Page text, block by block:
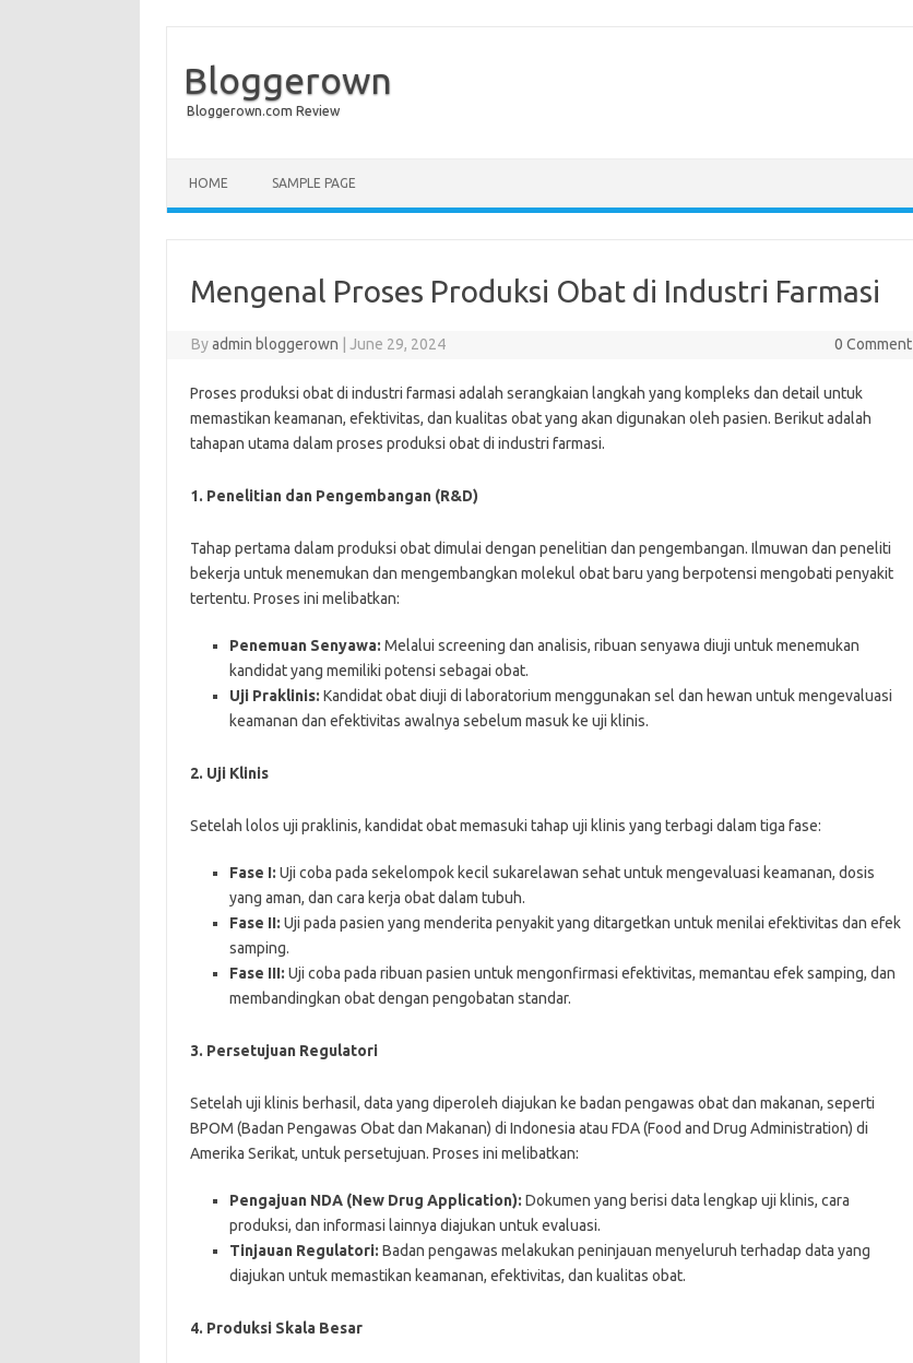
Bloggerown
Bloggerown.com Review
HOME SAMPLE PAGE
Mengenal Proses Produksi Obat di Industri Farmasi
Byadmin bloggerown June 29, 2024 0 Comment
Proses produksi obat di industri farmasi adalah serangkaian langkah yang kompleks dan detail untuk
memastikan keamanan, efektivitas, dan kualitas obat yang akan digunakan oleh pasien. Berikut adalah
tahapan utama dalam proses produksi obat di industri farmasi.
1. Penelitian dan Pengembangan (R&D)
Tahap pertama dalam produksi obat dimulai dengan penelitian dan pengembangan. Ilmuwan dan peneliti
bekerja untuk menemukan dan mengembangkan molekul obat baru yang berpotensi mengobati penyakit
tertentu. Proses ini melibatkan:
Penemuan Senyawa: Melalui screening dan analisis, ribuan senyawa diuji untuk menemukan
kandidat yang memiliki potensi sebagai obat.
Uji Praklinis: Kandidat obat diuji di laboratorium menggunakan sel dan hewan untuk mengevaluasi
keamanan dan efektivitas awalnya sebelum masuk ke uji klinis.
2. Uji Klinis
Setelah lolos uji praklinis, kandidat obat memasuki tahap uji klinis yang terbagi dalam tiga fase:
Fase I: Uji coba pada sekelompok kecil sukarelawan sehat untuk mengevaluasi keamanan, dosis
yang aman, dan cara kerja obat dalam tubuh.
Fase II: Uji pada pasien yang menderita penyakit yang ditargetkan untuk menilai efektivitas dan efek
samping.
Fase III: Uji coba pada ribuan pasien untuk mengonfirmasi efektivitas, memantau efek samping, dan
membandingkan obat dengan pengobatan standar.
3. Persetujuan Regulatori
Setelah uji klinis berhasil, data yang diperoleh diajukan ke badan pengawas obat dan makanan, seperti
BPOM (Badan Pengawas Obat dan Makanan) di Indonesia atau FDA (Food and Drug Administration) di
Amerika Serikat, untuk persetujuan. Proses ini melibatkan:
Pengajuan NDA (New Drug Application): Dokumen yang berisi data lengkap uji klinis, cara
produksi, dan informasi lainnya diajukan untuk evaluasi.
Tinjauan Regulatori: Badan pengawas melakukan peninjauan menyeluruh terhadap data yang
diajukan untuk memastikan keamanan, efektivitas, dan kualitas obat.
4. Produksi Skala Besar